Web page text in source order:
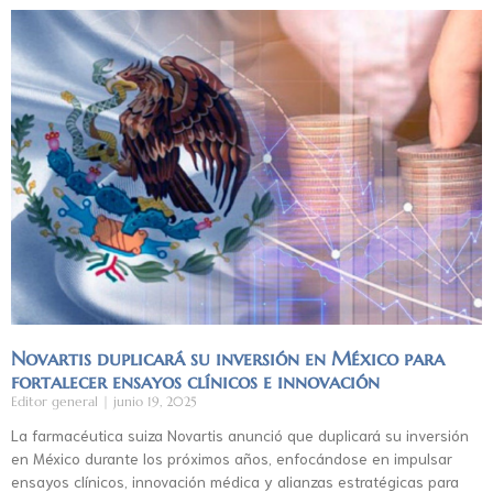
Novartis duplicará su inversión en México para
fortalecer ensayos clínicos e innovación
Editor general junio 19, 2025
La farmacéutica suiza Novartis anunció que duplicará su inversión
en México durante los próximos años, enfocándose en impulsar
ensayos clínicos, innovación médica y alianzas estratégicas para